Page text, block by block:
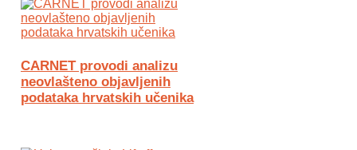
CARNET provodi analizu
neovlašteno objavljenih
podataka hrvatskih učenika